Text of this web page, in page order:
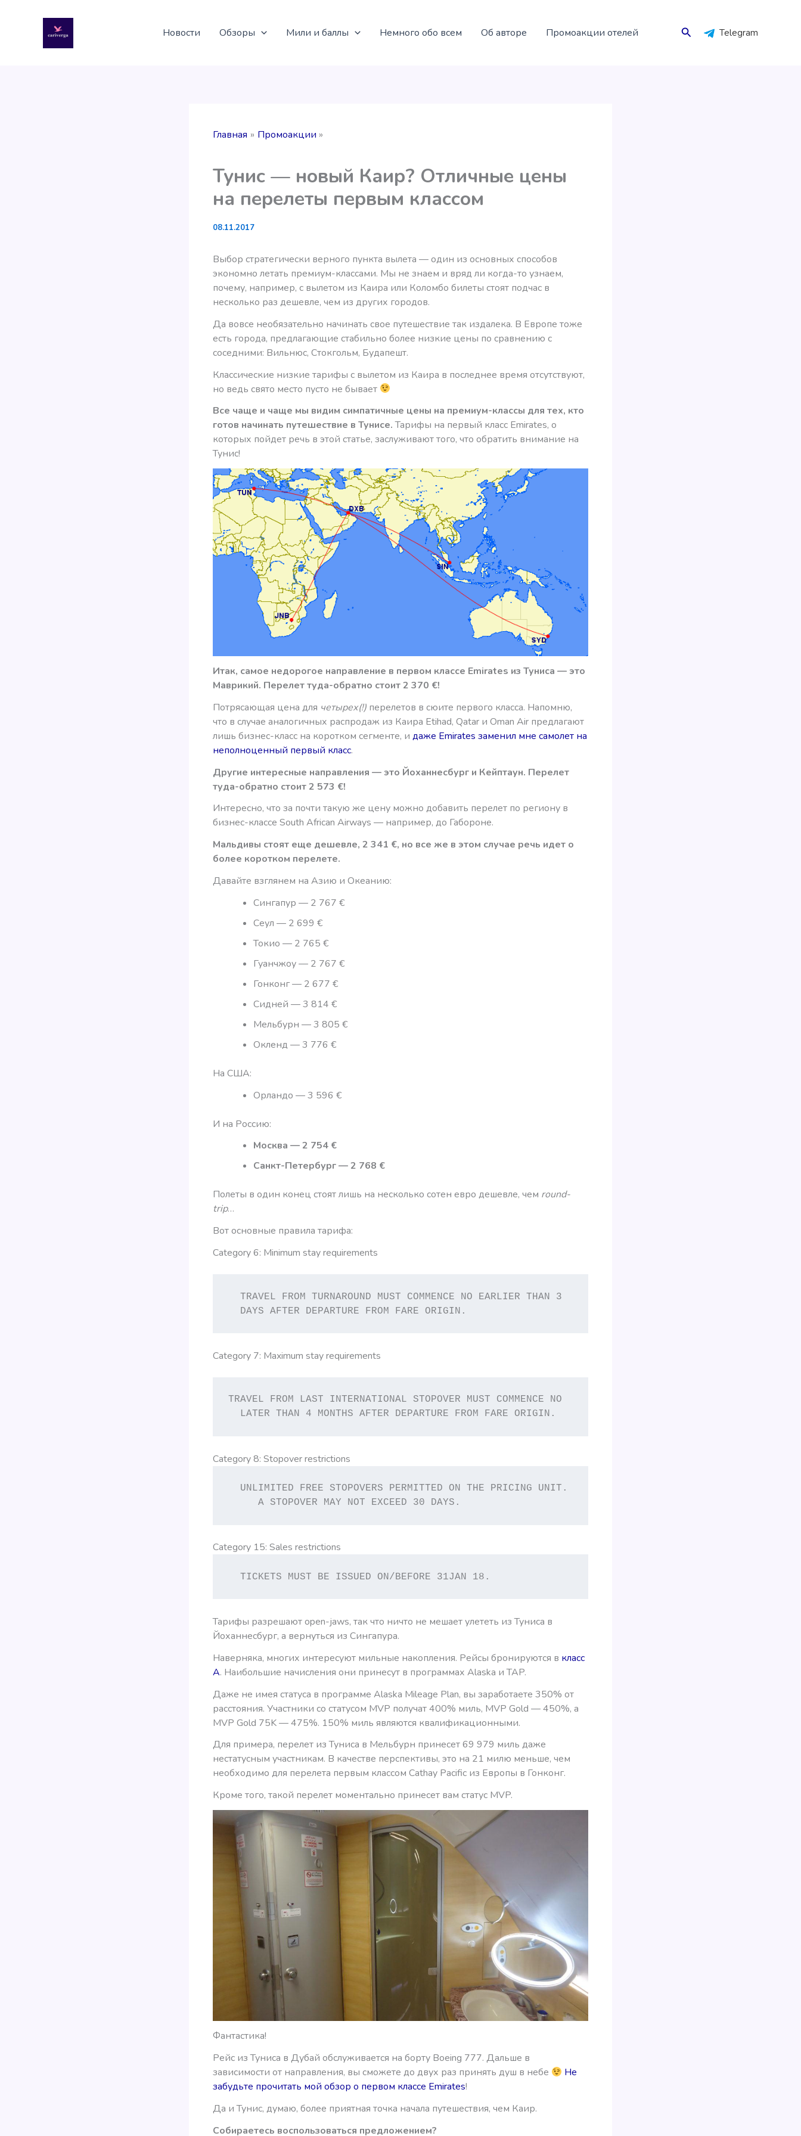
содержимому
Новости Обзоры Мили и баллы Немного обо всем Об авторе Промоакции отелей Поиск Telegram
Главная Промоакции
Тунис — новый Каир? Отличные цены
на перелеты первым классом
08.11.2017
Выбор стратегически верного пункта вылета — один из основных способов
экономно летать премиум-классами. Мы не знаем и вряд ли когда-то узнаем,
почему, например, с вылетом из Каира или Коломбо билеты стоят подчас в
несколько раз дешевле, чем из других городов.
Да вовсе необязательно начинать свое путешествие так издалека. В Европе тоже
есть города, предлагающие стабильно более низкие цены по сравнению с
соседними: Вильнюс, Стокгольм, Будапешт.
Классические низкие тарифы с вылетом из Каира в последнее время отсутствуют,
но ведь свято место пусто не бывает
Все чаще и чаще мы видим симпатичные цены на премиум-классы для тех, кто
готов начинать путешествие в Тунисе.Тарифы на первый класс Emirates, о
которых пойдет речь в этой статье, заслуживают того, что обратить внимание на
Тунис!
Итак, самое недорогое направление в первом классе Emirates из Туниса — это
Маврикий. Перелет туда-обратно стоит 2 370 €!
Потрясающая цена для четырех(!) перелетов в сюите первого класса. Напомню,
что в случае аналогичных распродаж из Каира Etihad, Qatar и Oman Air предлагают
лишь бизнес-класс на коротком сегменте, и даже Emirates заменил мне самолет на
неполноценный первый класс.
Другие интересные направления — это Йоханнесбург и Кейптаун. Перелет
туда-обратно стоит 2 573 €!
Интересно, что за почти такую же цену можно добавить перелет по региону в
бизнес-классе South African Airways — например, до Габороне.
Мальдивы стоят еще дешевле, 2 341 €, но все же в этом случае речь идет о
более коротком перелете.
Давайте взглянем на Азию и Океанию:
Сингапур — 2 767 €
Сеул — 2 699 €
Токио — 2 765 €
Гуанчжоу — 2 767 €
Гонконг — 2 677 €
Сидней — 3 814 €
Мельбурн — 3 805 €
Окленд — 3 776 €
На США:
Орландо — 3 596 €
И на Россию:
Москва — 2 754 €
Санкт-Петербург — 2 768 €
Полеты в один конец стоят лишь на несколько сотен евро дешевле, чем round-
trip…
Вот основные правила тарифа:
Category 6: Minimum stay requirements
  TRAVEL FROM TURNAROUND MUST COMMENCE NO EARLIER THAN 3
  DAYS AFTER DEPARTURE FROM FARE ORIGIN.
Category 7: Maximum stay requirements
TRAVEL FROM LAST INTERNATIONAL STOPOVER MUST COMMENCE NO
  LATER THAN 4 MONTHS AFTER DEPARTURE FROM FARE ORIGIN.
Category 8: Stopover restrictions
  UNLIMITED FREE STOPOVERS PERMITTED ON THE PRICING UNIT.
     A STOPOVER MAY NOT EXCEED 30 DAYS.
Category 15: Sales restrictions
  TICKETS MUST BE ISSUED ON/BEFORE 31JAN 18.
Тарифы разрешают open-jaws, так что ничто не мешает улететь из Туниса в
Йоханнесбург, а вернуться из Сингапура.
Наверняка, многих интересуют мильные накопления. Рейсы бронируются в класс
А. Наибольшие начисления они принесут в программах Alaska и TAP.
Даже не имея статуса в программе Alaska Mileage Plan, вы заработаете 350% от
расстояния. Участники со статусом MVP получат 400% миль, MVP Gold — 450%, а
MVP Gold 75K — 475%. 150% миль являются квалификационными.
Для примера, перелет из Туниса в Мельбурн принесет 69 979 миль даже
нестатусным участникам. В качестве перспективы, это на 21 милю меньше, чем
необходимо для перелета первым классом Cathay Pacific из Европы в Гонконг.
Кроме того, такой перелет моментально принесет вам статус MVP.
Фантастика!
Рейс из Туниса в Дубай обслуживается на борту Boeing 777. Дальше в
зависимости от направления, вы сможете до двух раз принять душ в небе
Не
забудьте прочитать мой обзор о первом классе Emirates!
Да и Тунис, думаю, более приятная точка начала путешествия, чем Каир.
Собираетесь воспользоваться предложением?